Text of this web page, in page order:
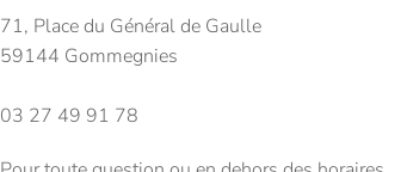
71, Place du Général de Gaulle
59144 Gommegnies
03 27 49 91 78